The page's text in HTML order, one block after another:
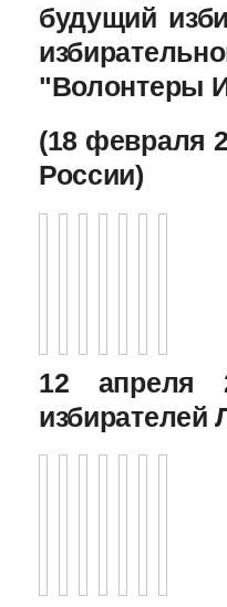
будущий
"Волонтеры
(18 февраля
России)
12 апреля
избирателей